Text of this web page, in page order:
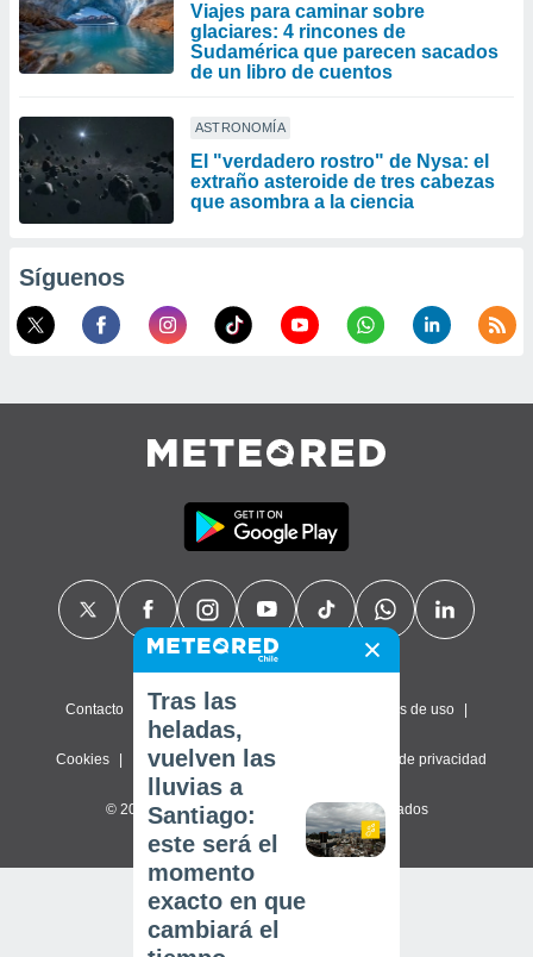
Viajes para caminar sobre
glaciares: 4 rincones de
Sudamérica que parecen sacados
de un libro de cuentos
ASTRONOMÍA
El "verdadero rostro" de Nysa: el
extraño asteroide de tres cabezas
que asombra a la ciencia
Síguenos
Contacto Sobre nosotros Términos de uso
Cookies Política de privacidad Configuración de privacidad
© 2026 Meteored. Todos los derechos reservados
Tras las
heladas,
vuelven las
lluvias a
Santiago:
este será el
momento
exacto en que
cambiará el